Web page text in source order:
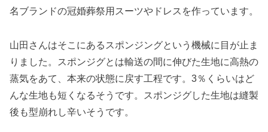
名ブランドの冠婚葬祭用スーツやドレスを作っています。
山田さんはそこにあるスポンジングという機械に目が止ま
りました。スポンジグとは輸送の間に伸びた生地に高熱の
蒸気をあて、本来の状態に戻す工程です。3％くらいはど
んな生地も短くなるそうです。スポンジグした生地は縫製
後も型崩れし辛いそうです。